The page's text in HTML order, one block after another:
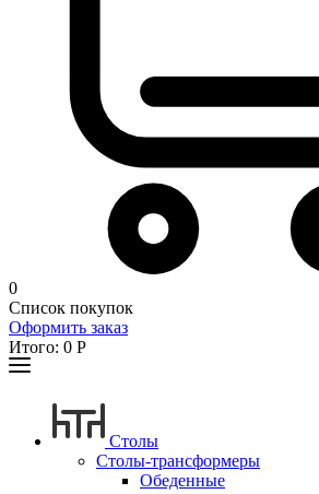
0
Список покупок
Оформить заказ
Итого: 0 Р
Столы
Столы-трансформеры
Обеденные